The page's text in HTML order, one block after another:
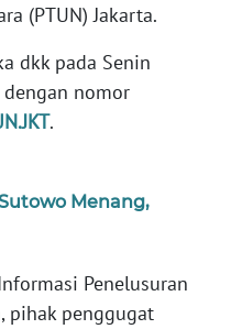
(PTUN) Jakarta.
dkk pada Senin
nomor
.
Menang,
Penelusuran
pihak penggugat